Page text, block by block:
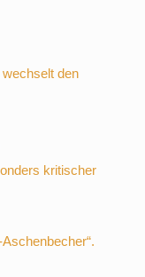
den
kritischer